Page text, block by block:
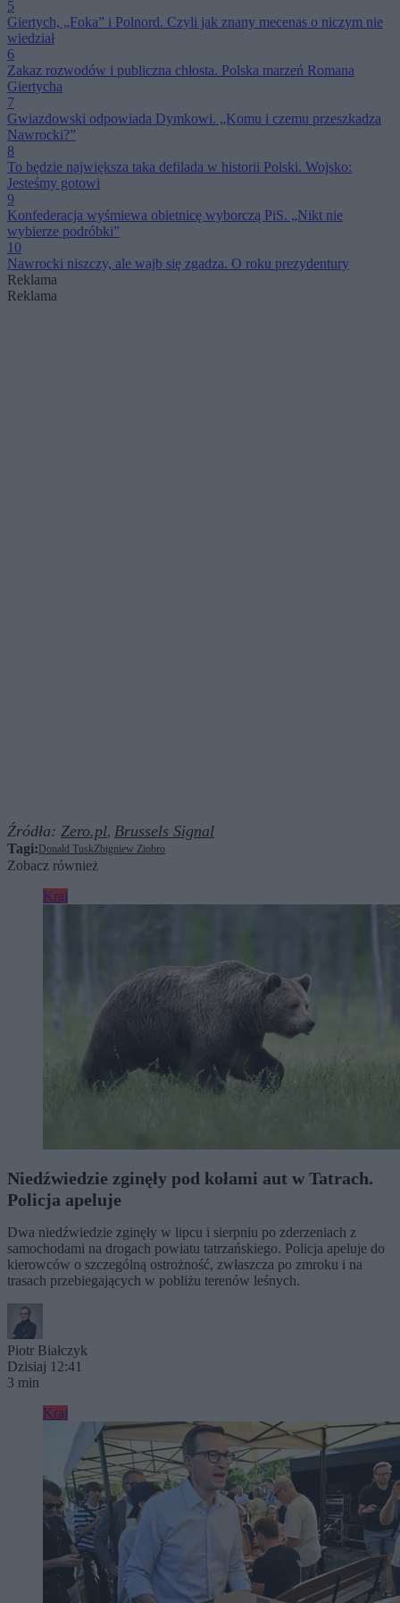
5
Giertych, „Foka” i Polnord. Czyli jak znany mecenas o niczym nie
wiedział
6
Zakaz rozwodów i publiczna chłosta. Polska marzeń Romana
Giertycha
7
Gwiazdowski odpowiada Dymkowi. „Komu i czemu przeszkadza
Nawrocki?”
8
To będzie największa taka defilada w historii Polski. Wojsko:
Jesteśmy gotowi
9
Konfederacja wyśmiewa obietnicę wyborczą PiS. „Nikt nie
wybierze podróbki”
10
Nawrocki niszczy, ale wajb się zgadza. O roku prezydentury
Reklama
Reklama
Źródła: Zero.pl, Brussels Signal
Tagi: Donald TuskZbigniew Ziobro
Zobacz również
Kraj
Niedźwiedzie zginęły pod kołami aut w Tatrach.
Policja apeluje
Dwa niedźwiedzie zginęły w lipcu i sierpniu po zderzeniach z
samochodami na drogach powiatu tatrzańskiego. Policja apeluje do
kierowców o szczególną ostrożność, zwłaszcza po zmroku i na
trasach przebiegających w pobliżu terenów leśnych.
Piotr Białczyk
Dzisiaj 12:41
3 min
Kraj